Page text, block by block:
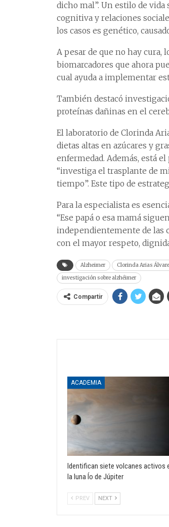
dicho mal”. Un estilo de vida
cognitiva y relaciones
los casos es genético,
A pesar de que no hay cura,
biomarcadores que ahora
cual ayuda a implementar
También destacó
proteínas dañinas en el
El laboratorio de Clorinda
dietas altas en azúcares y
enfermedad. Además, está
“investiga el trasplante de
tiempo”. Este tipo de
Para la especialista es
“Ese papá o esa mamá
independientemente de las
con el mayor respeto,
Alzheimer Clorinda Arias
investigación sobre alzhéimer
Compartir
ACADEMIA
Identifican siete volcanes activos
la luna Ío de Júpiter
PREV NEXT